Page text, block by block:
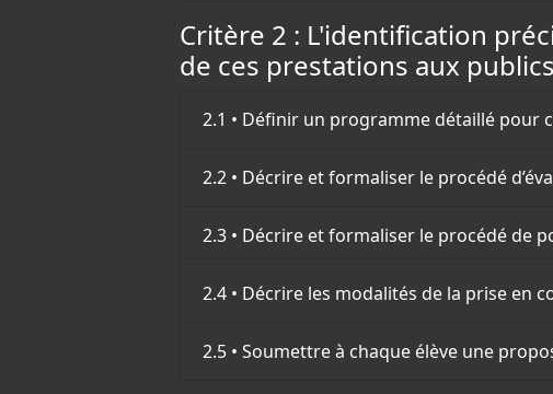
Critère 2 : L'identification
de ces prestations aux
2.1 • Définir un programme détaillé pour
2.2 • Décrire et formaliser le procédé
2.3 • Décrire et formaliser le procédé de
2.4 • Décrire les modalités de la prise en
2.5 • Soumettre à chaque élève une